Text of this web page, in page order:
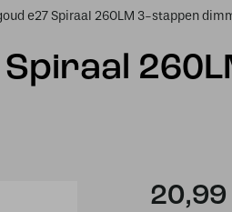
e27 Spiraal 260LM 3-stappen
20,99